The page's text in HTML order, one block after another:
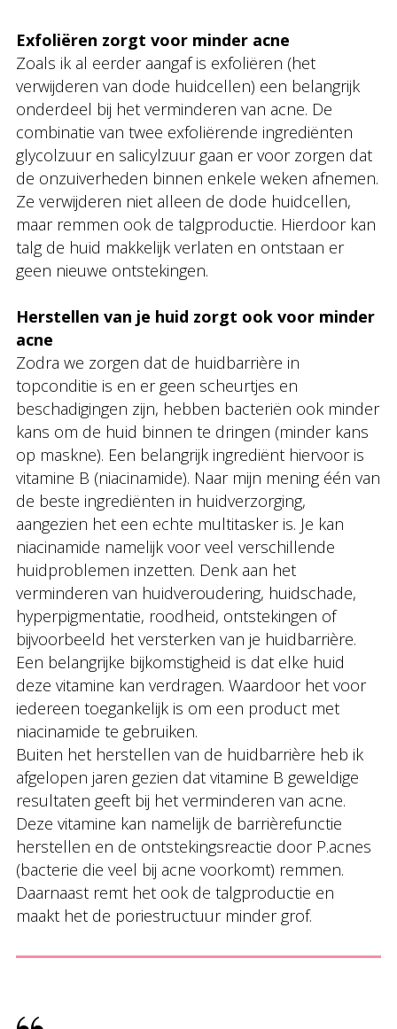
Exfoliëren zorgt voor minder acne
Zoals ik al eerder aangaf is exfoliëren (het
verwijderen van dode huidcellen) een belangrijk
onderdeel bij het verminderen van acne. De
combinatie van twee exfoliërende ingrediënten
glycolzuur en salicylzuur gaan er voor zorgen dat
de onzuiverheden binnen enkele weken afnemen.
Ze verwijderen niet alleen de dode huidcellen,
maar remmen ook de talgproductie. Hierdoor kan
talg de huid makkelijk verlaten en ontstaan er
geen nieuwe ontstekingen.
Herstellen van je huid zorgt ook voor minder
acne
Zodra we zorgen dat de huidbarrière in
topconditie is en er geen scheurtjes en
beschadigingen zijn, hebben bacteriën ook minder
kans om de huid binnen te dringen (minder kans
op maskne). Een belangrijk ingrediënt hiervoor is
vitamine B (niacinamide). Naar mijn mening één van
de beste ingrediënten in huidverzorging,
aangezien het een echte multitasker is. Je kan
niacinamide namelijk voor veel verschillende
huidproblemen inzetten. Denk aan het
verminderen van huidveroudering, huidschade,
hyperpigmentatie, roodheid, ontstekingen of
bijvoorbeeld het versterken van je huidbarrière.
Een belangrijke bijkomstigheid is dat elke huid
deze vitamine kan verdragen. Waardoor het voor
iedereen toegankelijk is om een product met
niacinamide te gebruiken.
Buiten het herstellen van de huidbarrière heb ik
afgelopen jaren gezien dat vitamine B geweldige
resultaten geeft bij het verminderen van acne.
Deze vitamine kan namelijk de barrièrefunctie
herstellen en de ontstekingsreactie door P.acnes
(bacterie die veel bij acne voorkomt) remmen.
Daarnaast remt het ook de talgproductie en
maakt het de poriestructuur minder grof.